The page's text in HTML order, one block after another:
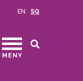
EN SQ
MENY